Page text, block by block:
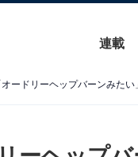
連載